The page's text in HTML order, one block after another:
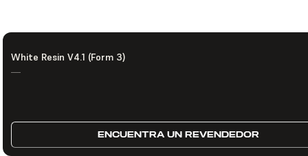
White Resin V4.1 (Form 3)
—
ENCUENTRA UN REVENDEDOR